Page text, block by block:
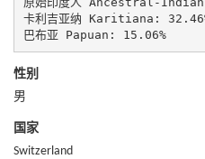
卡利吉亚纳 Karitiana:
巴布亚 Papuan: 15.06%
性别
男
国家
Switzerland